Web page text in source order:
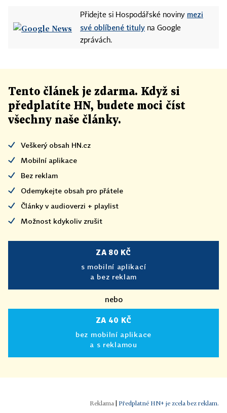
Přidejte si Hospodářské noviny mezi
své oblíbené tituly na Google
zprávách.
Tento článek je zdarma. Když si
předplatíte HN, budete moci číst
všechny naše články.
Veškerý obsah HN.cz
Mobilní aplikace
Bez reklam
Odemykejte obsah pro přátele
Články v audioverzi + playlist
Možnost kdykoliv zrušit
ZA 80 KČ
s mobilní aplikací
a bez reklam
nebo
ZA 40 KČ
bez mobilní aplikace
a s reklamou
Předplatné HN+ je zcela bez reklam.